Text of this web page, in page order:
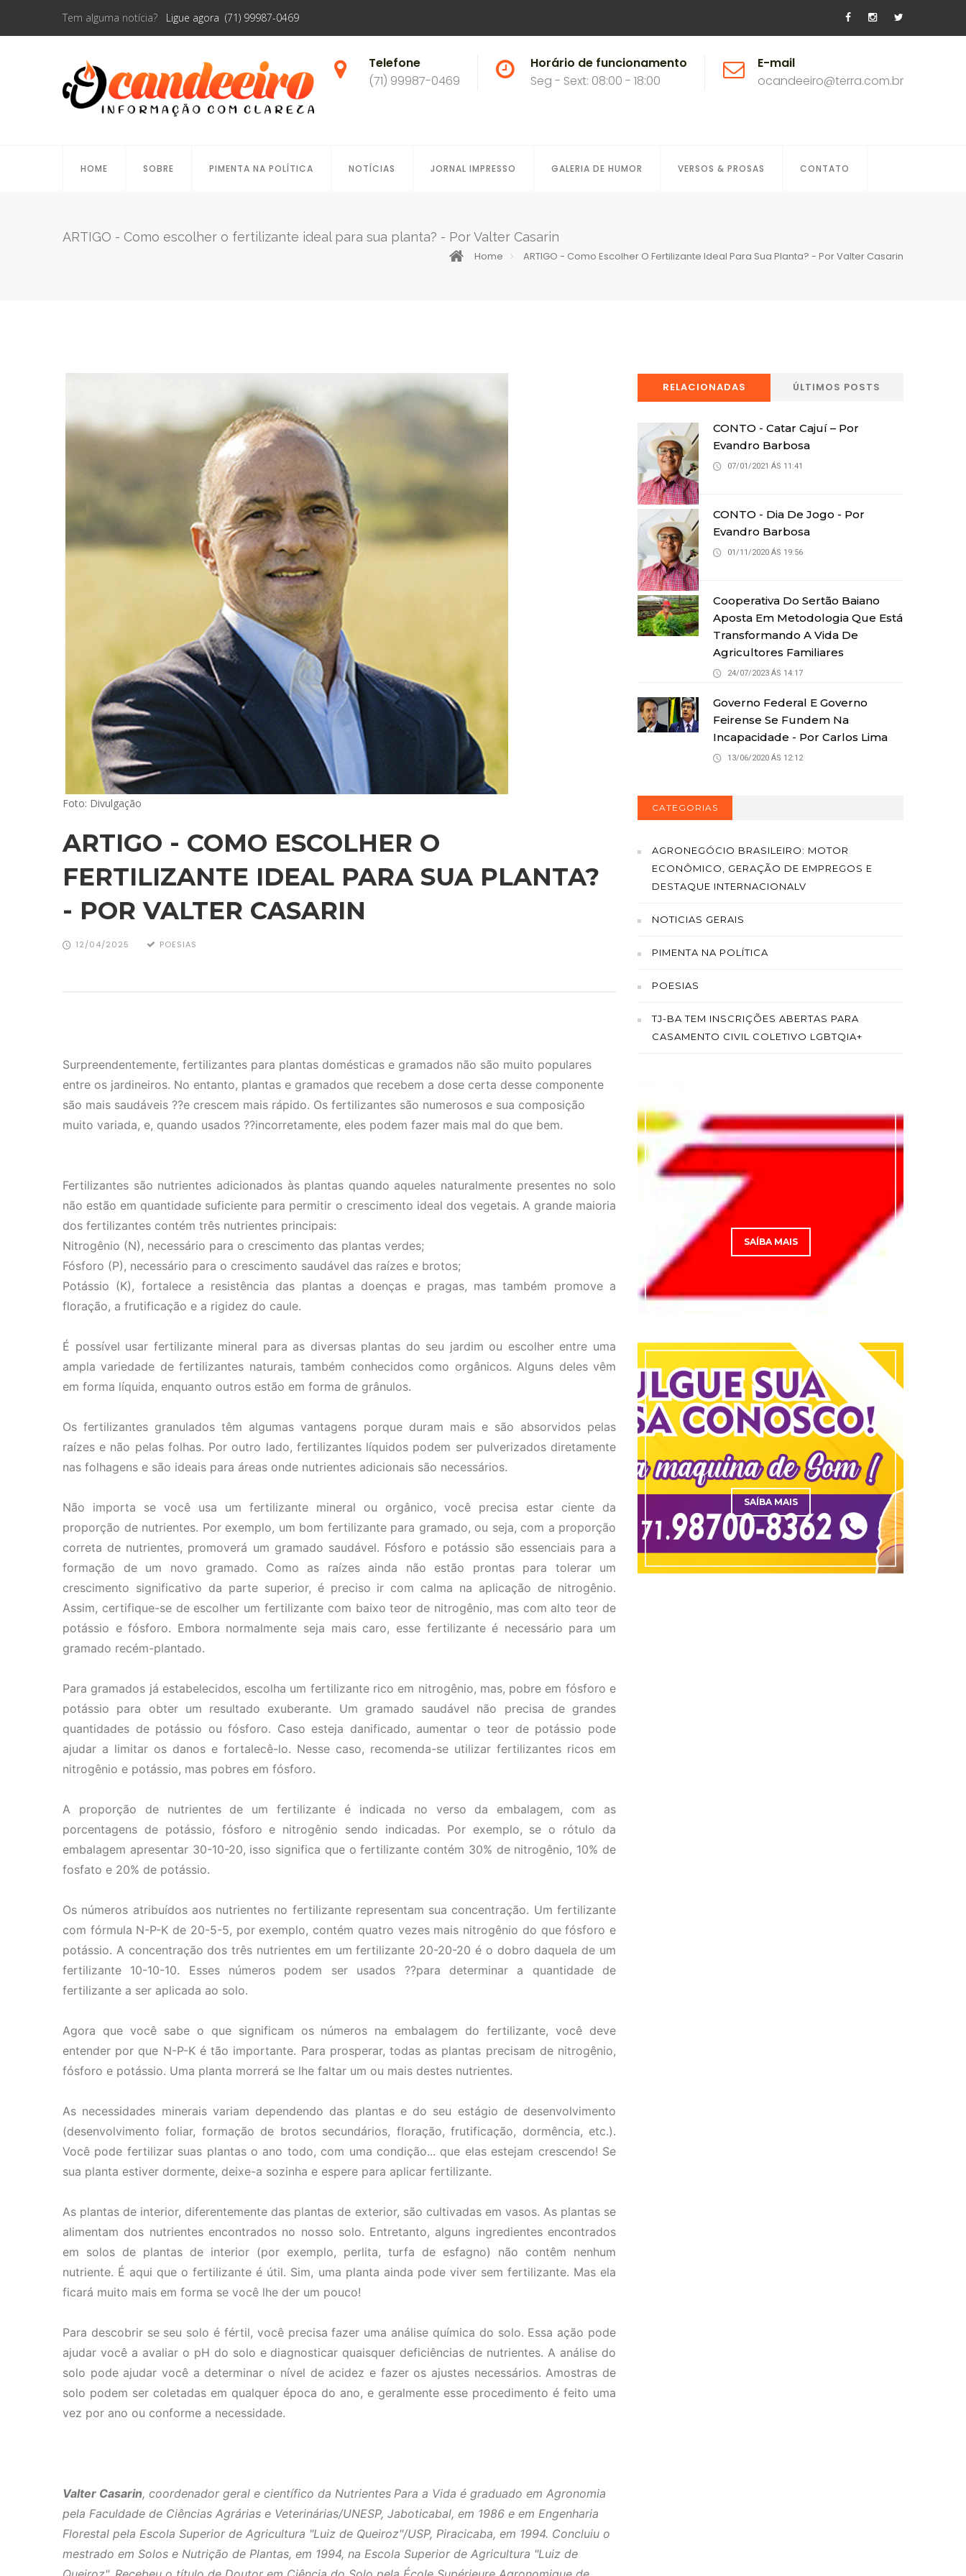
Tem alguma notícia? Ligue agora (71) 99987-0469
Telefone
(71) 99987-0469
Horário de funcionamento
Seg - Sext: 08:00 - 18:00
E-mail
ocandeeiro@terra.com.br
HOME SOBRE PIMENTA NA POLÍTICA NOTÍCIAS JORNAL IMPRESSO GALERIA DE HUMOR VERSOS & PROSAS CONTATO
ARTIGO - Como escolher o fertilizante ideal para sua planta? - Por Valter Casarin
Home ARTIGO - Como Escolher O Fertilizante Ideal Para Sua Planta? - Por Valter Casarin
Foto: Divulgação
ARTIGO - COMO ESCOLHER O
FERTILIZANTE IDEAL PARA SUA PLANTA?
- POR VALTER CASARIN
12/04/2025 POESIAS
Surpreendentemente, fertilizantes para plantas domésticas e gramados não são muito populares
entre os jardineiros. No entanto, plantas e gramados que recebem a dose certa desse componente
são mais saudáveis ??e crescem mais rápido. Os fertilizantes são numerosos e sua composição
muito variada, e, quando usados ??incorretamente, eles podem fazer mais mal do que bem.
Fertilizantes são nutrientes adicionados às plantas quando aqueles naturalmente presentes no solo
não estão em quantidade suficiente para permitir o crescimento ideal dos vegetais. A grande maioria
dos fertilizantes contém três nutrientes principais:
Nitrogênio (N), necessário para o crescimento das plantas verdes;
Fósforo (P), necessário para o crescimento saudável das raízes e brotos;
Potássio (K), fortalece a resistência das plantas a doenças e pragas, mas também promove a
floração, a frutificação e a rigidez do caule.
É possível usar fertilizante mineral para as diversas plantas do seu jardim ou escolher entre uma
ampla variedade de fertilizantes naturais, também conhecidos como orgânicos. Alguns deles vêm
em forma líquida, enquanto outros estão em forma de grânulos.
Os fertilizantes granulados têm algumas vantagens porque duram mais e são absorvidos pelas
raízes e não pelas folhas. Por outro lado, fertilizantes líquidos podem ser pulverizados diretamente
nas folhagens e são ideais para áreas onde nutrientes adicionais são necessários.
Não importa se você usa um fertilizante mineral ou orgânico, você precisa estar ciente da
proporção de nutrientes. Por exemplo, um bom fertilizante para gramado, ou seja, com a proporção
correta de nutrientes, promoverá um gramado saudável. Fósforo e potássio são essenciais para a
formação de um novo gramado. Como as raízes ainda não estão prontas para tolerar um
crescimento significativo da parte superior, é preciso ir com calma na aplicação de nitrogênio.
Assim, certifique-se de escolher um fertilizante com baixo teor de nitrogênio, mas com alto teor de
potássio e fósforo. Embora normalmente seja mais caro, esse fertilizante é necessário para um
gramado recém-plantado.
Para gramados já estabelecidos, escolha um fertilizante rico em nitrogênio, mas, pobre em fósforo e
potássio para obter um resultado exuberante. Um gramado saudável não precisa de grandes
quantidades de potássio ou fósforo. Caso esteja danificado, aumentar o teor de potássio pode
ajudar a limitar os danos e fortalecê-lo. Nesse caso, recomenda-se utilizar fertilizantes ricos em
nitrogênio e potássio, mas pobres em fósforo.
A proporção de nutrientes de um fertilizante é indicada no verso da embalagem, com as
porcentagens de potássio, fósforo e nitrogênio sendo indicadas. Por exemplo, se o rótulo da
embalagem apresentar 30-10-20, isso significa que o fertilizante contém 30% de nitrogênio, 10% de
fosfato e 20% de potássio.
Os números atribuídos aos nutrientes no fertilizante representam sua concentração. Um fertilizante
com fórmula N-P-K de 20-5-5, por exemplo, contém quatro vezes mais nitrogênio do que fósforo e
potássio. A concentração dos três nutrientes em um fertilizante 20-20-20 é o dobro daquela de um
fertilizante 10-10-10. Esses números podem ser usados ??para determinar a quantidade de
fertilizante a ser aplicada ao solo.
Agora que você sabe o que significam os números na embalagem do fertilizante, você deve
entender por que N-P-K é tão importante. Para prosperar, todas as plantas precisam de nitrogênio,
fósforo e potássio. Uma planta morrerá se lhe faltar um ou mais destes nutrientes.
As necessidades minerais variam dependendo das plantas e do seu estágio de desenvolvimento
(desenvolvimento foliar, formação de brotos secundários, floração, frutificação, dormência, etc.).
Você pode fertilizar suas plantas o ano todo, com uma condição... que elas estejam crescendo! Se
sua planta estiver dormente, deixe-a sozinha e espere para aplicar fertilizante.
As plantas de interior, diferentemente das plantas de exterior, são cultivadas em vasos. As plantas se
alimentam dos nutrientes encontrados no nosso solo. Entretanto, alguns ingredientes encontrados
em solos de plantas de interior (por exemplo, perlita, turfa de esfagno) não contêm nenhum
nutriente. É aqui que o fertilizante é útil. Sim, uma planta ainda pode viver sem fertilizante. Mas ela
ficará muito mais em forma se você lhe der um pouco!
Para descobrir se seu solo é fértil, você precisa fazer uma análise química do solo. Essa ação pode
ajudar você a avaliar o pH do solo e diagnosticar quaisquer deficiências de nutrientes. A análise do
solo pode ajudar você a determinar o nível de acidez e fazer os ajustes necessários. Amostras de
solo podem ser coletadas em qualquer época do ano, e geralmente esse procedimento é feito uma
vez por ano ou conforme a necessidade.
Valter Casarin, coordenador geral e científico da Nutrientes Para a Vida é graduado em Agronomia
pela Faculdade de Ciências Agrárias e Veterinárias/UNESP, Jaboticabal, em 1986 e em Engenharia
Florestal pela Escola Superior de Agricultura "Luiz de Queiroz"/USP, Piracicaba, em 1994. Concluiu o
mestrado em Solos e Nutrição de Plantas, em 1994, na Escola Superior de Agricultura "Luiz de
RELACIONADAS ÚLTIMOS POSTS
CONTO - Catar Cajuí – Por
Evandro Barbosa
07/01/2021 ÁS 11:41
CONTO - Dia De Jogo - Por
Evandro Barbosa
01/11/2020 ÁS 19:56
Cooperativa Do Sertão Baiano
Aposta Em Metodologia Que Está
Transformando A Vida De
Agricultores Familiares
24/07/2023 ÁS 14:17
Governo Federal E Governo
Feirense Se Fundem Na
Incapacidade - Por Carlos Lima
13/06/2020 ÁS 12:12
CATEGORIAS
AGRONEGÓCIO BRASILEIRO: MOTOR
ECONÔMICO, GERAÇÃO DE EMPREGOS E
DESTAQUE INTERNACIONALV
NOTICIAS GERAIS
PIMENTA NA POLÍTICA
POESIAS
TJ-BA TEM INSCRIÇÕES ABERTAS PARA
CASAMENTO CIVIL COLETIVO LGBTQIA+
SAÍBA MAIS
SAÍBA MAIS